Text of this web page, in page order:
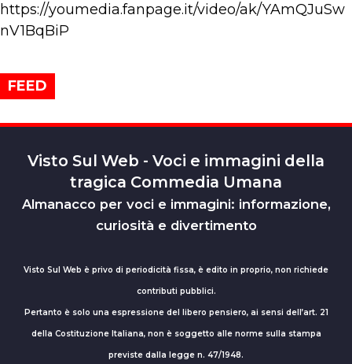
https://youmedia.fanpage.it/video/ak/YAmQJuSw
nV1BqBiP
FEED
Visto Sul Web - Voci e immagini della
tragica Commedia Umana
Almanacco per voci e immagini: informazione,
curiosità e divertimento
Visto Sul Web è privo di periodicità fissa, è edito in proprio, non richiede
contributi pubblici.
Pertanto è solo una espressione del libero pensiero, ai sensi dell’art. 21
della Costituzione Italiana, non è soggetto alle norme sulla stampa
previste dalla legge n. 47/1948.